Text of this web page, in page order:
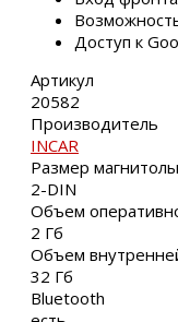
Доступ к
Артикул
20582
Производитель
INCAR
Размер магнитолы
2-DIN
Объем
2 Гб
Объем
32 Гб
Bluetooth